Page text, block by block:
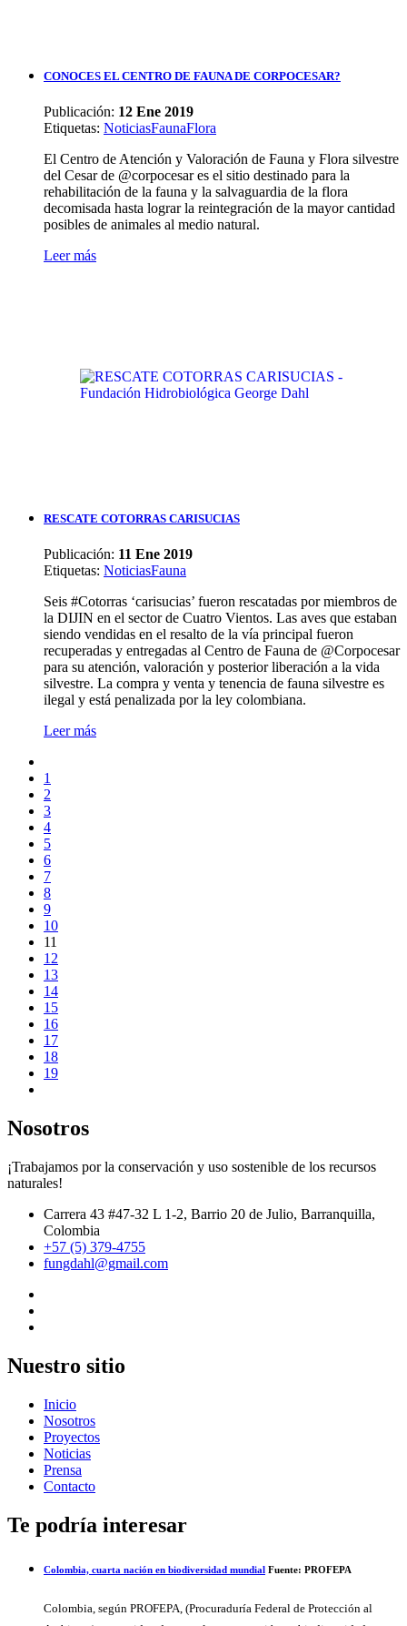
CONOCES EL CENTRO DE FAUNA DE CORPOCESAR?
Publicación: 12 Ene 2019
Etiquetas: NoticiasFaunaFlora
El Centro de Atención y Valoración de Fauna y Flora silvestre
del Cesar de @corpocesar es el sitio destinado para la
rehabilitación de la fauna y la salvaguardia de la flora
decomisada hasta lograr la reintegración de la mayor cantidad
posibles de animales al medio natural.
Leer más
RESCATE COTORRAS CARISUCIAS
Publicación: 11 Ene 2019
Etiquetas: NoticiasFauna
Seis #Cotorras ‘carisucias’ fueron rescatadas por miembros de
la DIJIN en el sector de Cuatro Vientos. Las aves que estaban
siendo vendidas en el resalto de la vía principal fueron
recuperadas y entregadas al Centro de Fauna de @Corpocesar
para su atención, valoración y posterior liberación a la vida
silvestre. La compra y venta y tenencia de fauna silvestre es
ilegal y está penalizada por la ley colombiana.
Leer más
1
2
3
4
5
6
7
8
9
10
11
12
13
14
15
16
17
18
19
Nosotros
¡Trabajamos por la conservación y uso sostenible de los recursos
naturales!
Carrera 43 #47-32 L 1-2, Barrio 20 de Julio, Barranquilla,
Colombia
+57 (5) 379-4755
fungdahl@gmail.com
Nuestro sitio
Inicio
Nosotros
Proyectos
Noticias
Prensa
Contacto
Te podría interesar
Colombia, cuarta nación en biodiversidad mundial Fuente: PROFEPA
Colombia, según PROFEPA, (Procuraduría Federal de Protección al